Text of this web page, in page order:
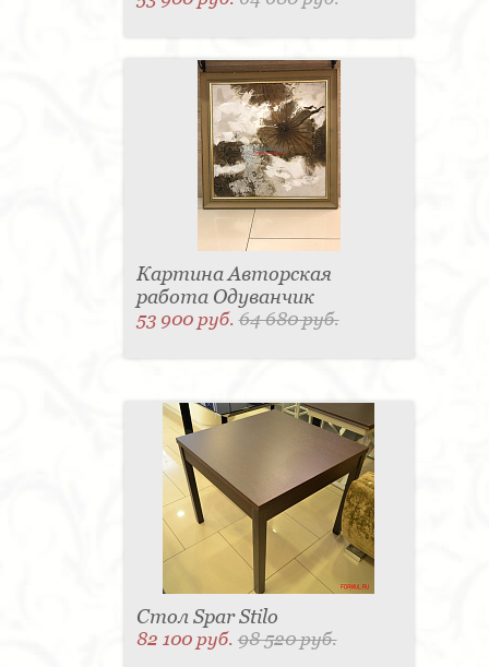
Картина Авторская
работа Одуванчик
53 900 руб.64 680 руб.
Стол Spar Stilo
82 100 руб.98 520 руб.